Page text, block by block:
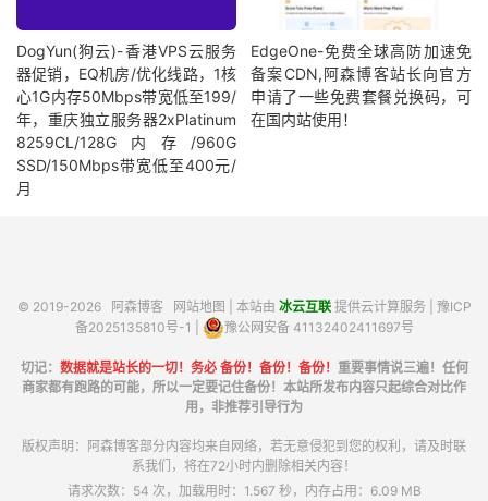
DogYun(狗云)-香港VPS云服务
器促销，EQ机房/优化线路，1核
心1G内存50Mbps带宽低至199/
年，重庆独立服务器2xPlatinum
8259CL/128G内存/960G
SSD/150Mbps带宽低至400元/
月
EdgeOne-免费全球高防加速免
备案CDN,阿森博客站长向官方
申请了一些免费套餐兑换码，可
在国内站使用！
© 2019-2026 阿森博客 网站地图 | 本站由 冰云互联提供云计算服务 | 豫ICP
备2025135810号-1
豫公网安备 41132402411697号
切记： 数据就是站长的一切！务必 备份！备份！备份！ 重要事情说三遍！任何
商家都有跑路的可能，所以一定要记住备份！本站所发布内容只起综合对比作
用，非推荐引导行为
版权声明：阿森博客部分内容均来自网络，若无意侵犯到您的权利，请及时联
系我们，将在72小时内删除相关内容！
请求次数：54 次，加载用时：1.567 秒，内存占用：6.09 MB